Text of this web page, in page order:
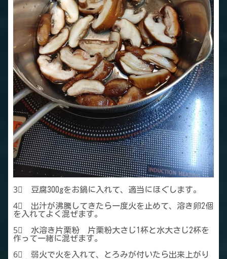
3⃣ 豆腐300gをお鍋に入れて、適当にほぐします。
4⃣ 出汁が沸騰してきたら一度火を止めて、溶き卵2個
を入れてよく混ぜます。
5⃣ 水溶き片栗粉 片栗粉大さじ1杯と水大さじ2杯を
作って一緒に混ぜます。
6⃣ 弱火で火を入れて、とろみが付いたら出来上がり